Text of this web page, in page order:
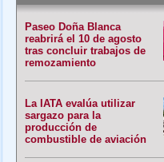
Paseo Doña Blanca
reabrirá el 10 de agosto
tras concluir trabajos de
remozamiento
La IATA evalúa utilizar
sargazo para la
producción de
combustible de aviación